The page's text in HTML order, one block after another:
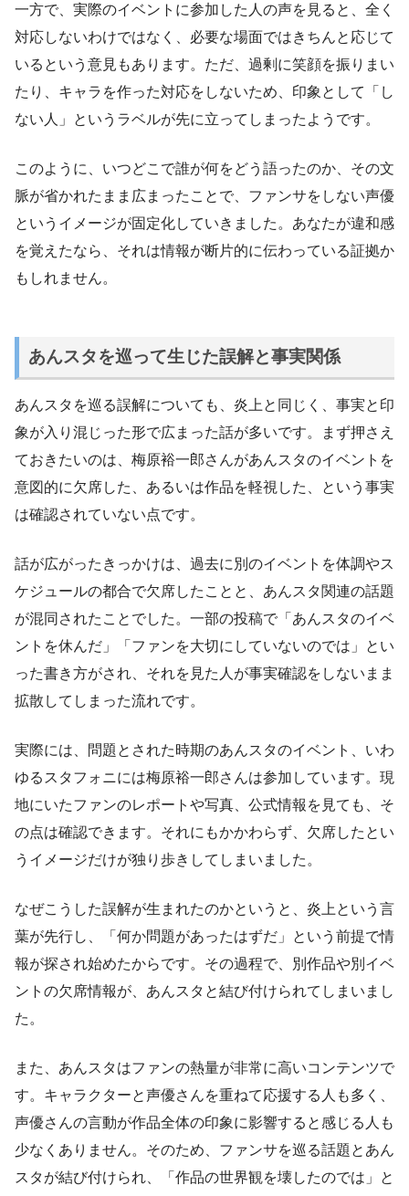
一方で、実際のイベントに参加した人の声を見ると、全く
対応しないわけではなく、必要な場面ではきちんと応じて
いるという意見もあります。ただ、過剰に笑顔を振りまい
たり、キャラを作った対応をしないため、印象として「し
ない人」というラベルが先に立ってしまったようです。
このように、いつどこで誰が何をどう語ったのか、その文
脈が省かれたまま広まったことで、ファンサをしない声優
というイメージが固定化していきました。あなたが違和感
を覚えたなら、それは情報が断片的に伝わっている証拠か
もしれません。
あんスタを巡って生じた誤解と事実関係
あんスタを巡る誤解についても、炎上と同じく、事実と印
象が入り混じった形で広まった話が多いです。まず押さえ
ておきたいのは、梅原裕一郎さんがあんスタのイベントを
意図的に欠席した、あるいは作品を軽視した、という事実
は確認されていない点です。
話が広がったきっかけは、過去に別のイベントを体調やス
ケジュールの都合で欠席したことと、あんスタ関連の話題
が混同されたことでした。一部の投稿で「あんスタのイベ
ントを休んだ」「ファンを大切にしていないのでは」とい
った書き方がされ、それを見た人が事実確認をしないまま
拡散してしまった流れです。
実際には、問題とされた時期のあんスタのイベント、いわ
ゆるスタフォニには梅原裕一郎さんは参加しています。現
地にいたファンのレポートや写真、公式情報を見ても、そ
の点は確認できます。それにもかかわらず、欠席したとい
うイメージだけが独り歩きしてしまいました。
なぜこうした誤解が生まれたのかというと、炎上という言
葉が先行し、「何か問題があったはずだ」という前提で情
報が探され始めたからです。その過程で、別作品や別イベ
ントの欠席情報が、あんスタと結び付けられてしまいまし
た。
また、あんスタはファンの熱量が非常に高いコンテンツで
す。キャラクターと声優さんを重ねて応援する人も多く、
声優さんの言動が作品全体の印象に影響すると感じる人も
少なくありません。そのため、ファンサを巡る話題とあん
スタが結び付けられ、「作品の世界観を壊したのでは」と